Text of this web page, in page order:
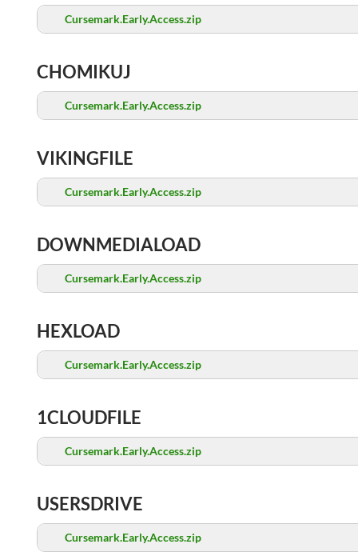
Cursemark.Early.Access.zip
CHOMIKUJ
Cursemark.Early.Access.zip
VIKINGFILE
Cursemark.Early.Access.zip
DOWNMEDIALOAD
Cursemark.Early.Access.zip
HEXLOAD
Cursemark.Early.Access.zip
1CLOUDFILE
Cursemark.Early.Access.zip
USERSDRIVE
Cursemark.Early.Access.zip